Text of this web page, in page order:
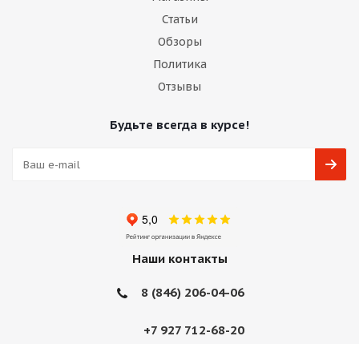
Статьи
Обзоры
Политика
Отзывы
Будьте всегда в курсе!
Наши контакты
8 (846) 206-04-06
+7 927 712-68-20